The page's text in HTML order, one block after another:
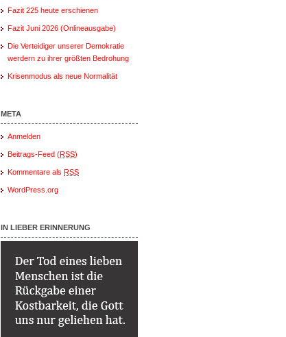
Fazit 225 heute erschienen
Fazit Juni 2026 (Onlineausgabe)
Die Verteidiger unserer Demokratie
werdern zu ihrer größten Bedrohung
Krisenmodus als neue Normalität
META
Anmelden
Beitrags-Feed (RSS)
Kommentare als RSS
WordPress.org
IN LIEBER ERINNERUNG